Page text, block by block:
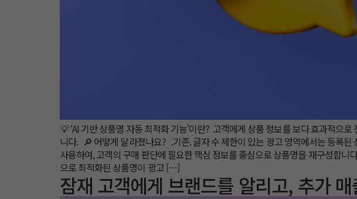
💡 ‘AI 기반 상품명 자동 최적화 기능’이란? 고객에게 상품 정보를 보다 효과적으
니다. 🔎 어떻게 달라졌나요? .기존. 글자 수 제한이 있는 광고 영역에서는 등록
사용하여, 고객의 구매 판단에 필요한 핵심 정보를 중심으로 상품명을 재구성합
으로 최적화된 상품명이 광고 […]
잠재 고객에게 브랜드를 알리고, 추가